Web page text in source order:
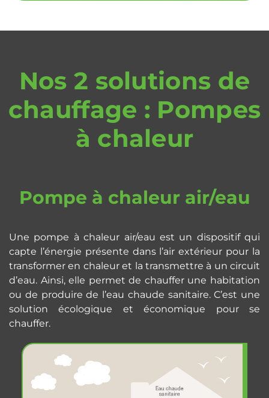
Nos 2 solutions de
chauffage : Pompes
à chaleur
Pompe à chaleur air/eau
Une pompe à chaleur air/eau est un dispositif qui
capte l’énergie présente dans l’air extérieur pour la
transformer en chaleur et la transmettre à un circuit
d’eau. Ainsi, elle permet de chauffer une habitation
ou de produire de l’eau chaude sanitaire. C’est une
solution écologique et économique pour se
chauffer.